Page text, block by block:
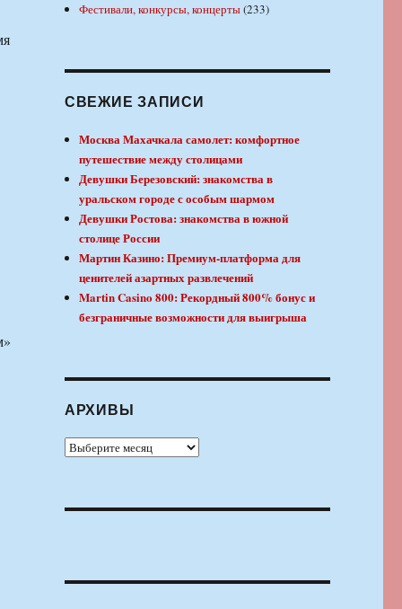
Фестивали, конкурсы, концерты(233)
СВЕЖИЕ ЗАПИСИ
Москва Махачкала самолет: комфортное
путешествие между столицами
Девушки Березовский: знакомства в
уральском городе с особым шармом
Девушки Ростова: знакомства в южной
столице России
Мартин Казино: Премиум-платформа для
ценителей азартных развлечений
Martin Casino 800: Рекордный 800% бонус и
безграничные возможности для выигрыша
АРХИВЫ
Архивы